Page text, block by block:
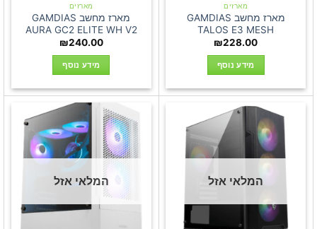
מארזים
מארז מחשב GAMDIAS
TALOS E3 MESH
₪228.00
מידע נוסף
מארזים
מארז מחשב GAMDIAS
AURA GC2 ELITE WH V2
₪240.00
מידע נוסף
המלאי אזל המלאי אזל